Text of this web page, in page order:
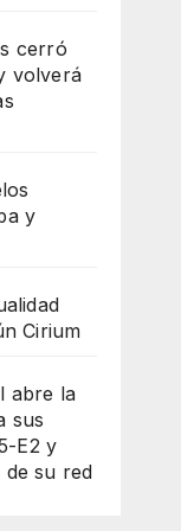
cerró
volverá
y
Cirium
abre la
sus
E2 y
de su red